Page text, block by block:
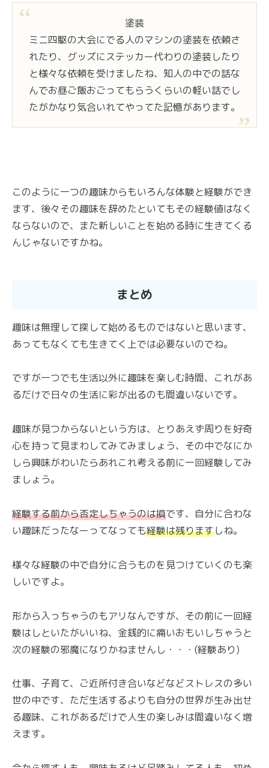
塗装
ミニ四駆の大会にでる人のマシンの塗装を依頼さ
れたり、グッズにステッカー代わりの塗装したり
と様々な依頼を受けましたね、知人の中での話な
んでお昼ご飯おごってもらうくらいの軽い話でし
たがかなり気合いれてやってた記憶があります。
このように一つの趣味からもいろんな体験と経験ができ
ます、後々その趣味を辞めたといてもその経験値はなく
ならないので、また新しいことを始める時に生きてくる
んじゃないですかね。
まとめ
趣味は無理して探して始めるものではないと思います、
あってもなくても生きてく上では必要ないのでね。
ですが一つでも生活以外に趣味を楽しむ時間、これがあ
るだけで日々の生活に彩が出るのも間違いないです。
趣味が見つからないという方は、とりあえず周りを好奇
心を持って見まわしてみてみましょう、その中でなにか
しら興味がわいたらあれこれ考える前に一回経験してみ
ましょう。
経験する前から否定しちゃうのは損です、自分に合わな
い趣味だったなーってなっても経験は残りますしね。
様々な経験の中で自分に合うものを見つけていくのも楽
しいですよ。
形から入っちゃうのもアリなんですが、その前に一回経
験はしといたがいいね、金銭的に痛いおもいしちゃうと
次の経験の邪魔になりかねませんし・・・(経験あり)
仕事、子育て、ご近所付き合いなどなどストレスの多い
世の中です、ただ生活するよりも自分の世界が生み出せ
る趣味、これがあるだけで人生の楽しみは間違いなく増
えます。